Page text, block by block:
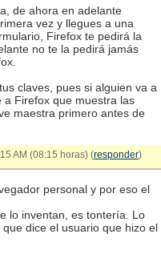
de ahora en adelante
vez y llegues a una
Firefox te pedirá la
no te la pedirá jamás
claves, pues si alguien va a
a Firefox que muestra las
maestra primero antes de
AM (08:15 horas) (responder)
personal y por eso el
lo inventan, es tontería. Lo
dice el usuario que hizo el